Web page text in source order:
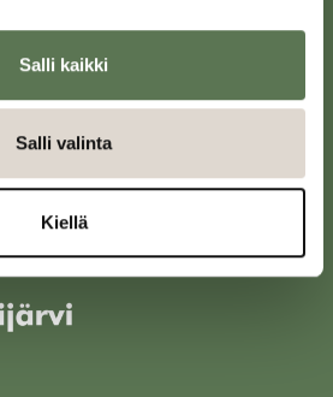
Salli kaikki
Salli valinta
Kiellä